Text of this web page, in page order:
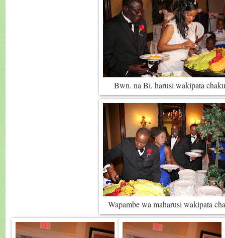
Bwn. na Bi. harusi wakipata
Wapambe wa maharusi wakipata